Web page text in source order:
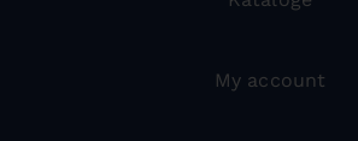
My account